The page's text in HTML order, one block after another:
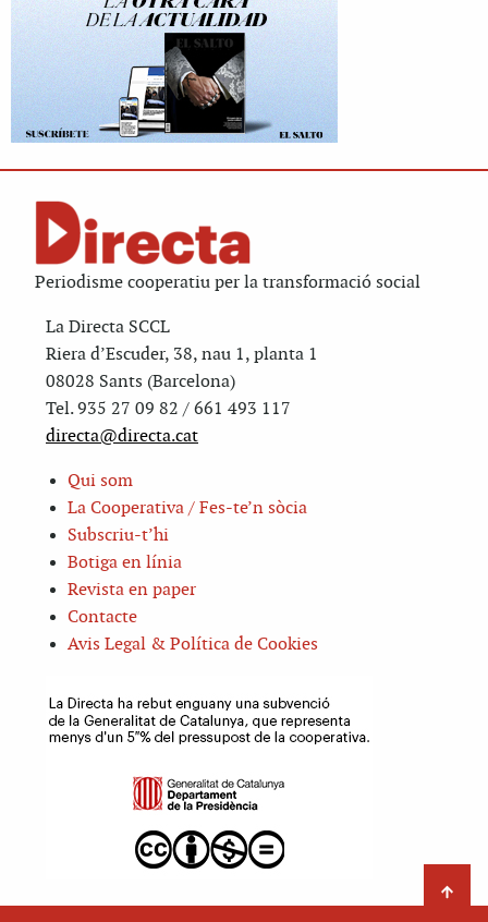
Periodisme cooperatiu per la transformació social
La Directa SCCL
Riera d’Escuder, 38, nau 1, planta 1
08028 Sants (Barcelona)
Tel. 935 27 09 82 / 661 493 117
directa@directa.cat
Qui som
La Cooperativa / Fes-te’n sòcia
Subscriu-t’hi
Botiga en línia
Revista en paper
Contacte
Avis Legal & Política de Cookies